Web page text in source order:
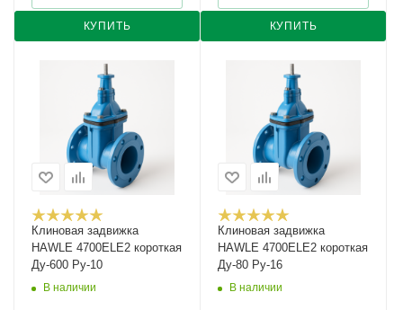
КУПИТЬ КУПИТЬ
Клиновая задвижка
HAWLE 4700ELE2 короткая
Ду-600 Ру-10
В наличии
Клиновая задвижка
HAWLE 4700ELE2 короткая
Ду-80 Ру-16
В наличии